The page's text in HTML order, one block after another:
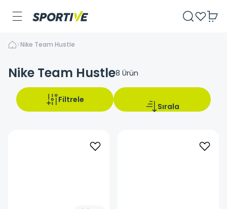
Nike Team Hustle
Nike Team Hustle8 Ürün
Filtrele
Sırala